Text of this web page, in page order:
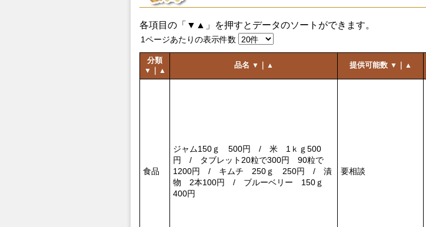
各項目の「▼▲」を押すとデータのソートができます。
1ページあたりの表示件数
分類
▼ ▲
品名 ▼ ▲ 提供可能数 ▼ ▲
食品
ジャム150ｇ 500円 / 米 1ｋｇ500
円 / タブレット20粒で300円 90粒で
1200円 / キムチ 250ｇ 250円 / 漬
物 2本100円 / ブルーベリー 150ｇ
400円
要相談